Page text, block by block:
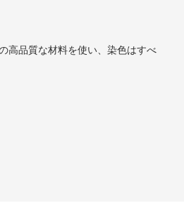
高品質な材料を使い、染色はすべ